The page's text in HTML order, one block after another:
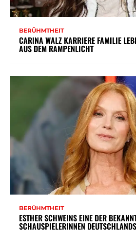
BERÜHMTHEIT
CARINA WALZ KARRIERE FAMILIE
AUS DEM RAMPENLICHT
BERÜHMTHEIT
ESTHER SCHWEINS EINE DER
SCHAUSPIELERINNEN DEUTSCHLANDS